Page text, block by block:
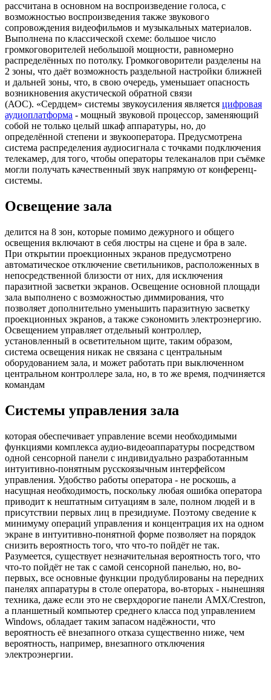
рассчитана в основном на воспроизведение голоса, с
возможностью воспроизведения также звукового
сопровождения видеофильмов и музыкальных материалов.
Выполнена по классической схеме: большое число
громкоговорителей небольшой мощности, равномерно
распределённых по потолку. Громкоговорители разделены на
2 зоны, что даёт возможность раздельной настройки ближней
и дальней зоны, что, в свою очередь, уменьшает опасность
возникновения акустической обратной связи
(АОС). «Сердцем» системы звукоусиления является цифровая
аудиоплатформа - мощный звуковой процессор, заменяющий
собой не только целый шкаф аппаратуры, но, до
определённой степени и звукооператора. Предусмотрена
система распределения аудиосигнала с точками подключения
телекамер, для того, чтобы операторы телеканалов при съёмке
могли получать качественный звук напрямую от конференц-
системы.
Освещение зала
делится на 8 зон, которые помимо дежурного и общего
освещения включают в себя люстры на сцене и бра в зале.
При открытии проекционных экранов предусмотрено
автоматическое отключение светильников, расположенных в
непосредственной близости от них, для исключения
паразитной засветки экранов. Освещение основной площади
зала выполнено с возможностью диммирования, что
позволяет дополнительно уменьшить паразитную засветку
проекционных экранов, а также сэкономить электроэнергию.
Освещением управляет отдельный контроллер,
установленный в осветительном щите, таким образом,
система освещения никак не связана с центральным
оборудованием зала, и может работать при выключенном
центральном контроллере зала, но, в то же время, подчиняется
командам
Системы управления зала
которая обеспечивает управление всеми необходимыми
функциями комплекса аудио-видеоаппаратуры посредством
одной сенсорной панели с индивидуально разработанным
интуитивно-понятным русскоязычным интерфейсом
управления. Удобство работы оператора - не роскошь, а
насущная необходимость, поскольку любая ошибка оператора
приводит к нештатным ситуациям в зале, полном людей и в
присутствии первых лиц в президиуме. Поэтому сведение к
минимуму операций управления и концентрация их на одном
экране в интуитивно-понятной форме позволяет на порядок
снизить вероятность того, что что-то пойдёт не так.
Разумеется, существует незначительная вероятность того, что
что-то пойдёт не так с самой сенсорной панелью, но, во-
первых, все основные функции продублированы на передних
панелях аппаратуры в столе оператора, во-вторых - нынешняя
техника, даже если это не сверхдорогие панели AMX/Crestron,
а планшетный компьютер среднего класса под управлением
Windows, обладает таким запасом надёжности, что
вероятность её внезапного отказа существенно ниже, чем
вероятность, например, внезапного отключения
электроэнергии.